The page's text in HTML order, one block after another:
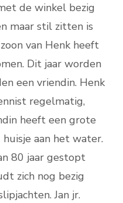
de winkel bezig
maar stil zitten is
van Henk heeft
Dit jaar worden
een vriendin. Henk
regelmatig,
heeft een grote
aan het water.
80 jaar gestopt
zich nog bezig
Jan jr.